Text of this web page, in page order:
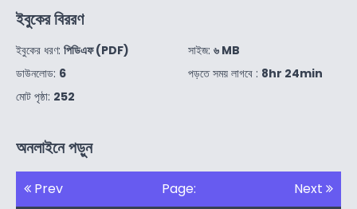
ইবুকের বিররণ
ইবুকের ধরণ: পিডিএফ (PDF)
ডাউনলোড: 6
মোট পৃষ্ঠা: 252
সাইজ: ৬ MB
পড়তে সময় লাগবে : 8hr 24min
অনলাইনে পড়ুন
Prev Page: Next